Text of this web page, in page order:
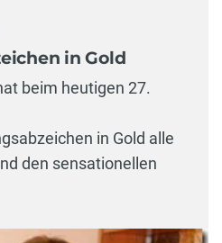
in Gold
beim heutigen 27.
in Gold alle
den sensationellen